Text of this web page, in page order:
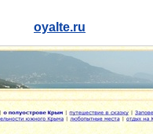
oyalte.ru